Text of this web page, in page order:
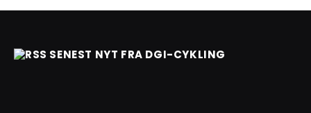
SENEST NYT FRA DGI-CYKLING